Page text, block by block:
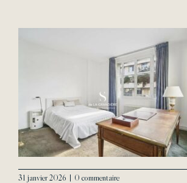
31 janvier 2026 | 0 commentaire